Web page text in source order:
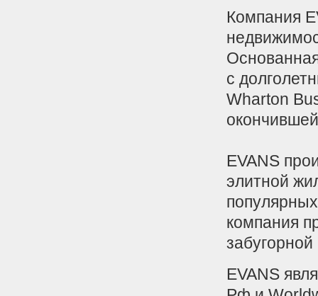
Компания
с
Wharton
EVANS
элитной
компания
EVANS